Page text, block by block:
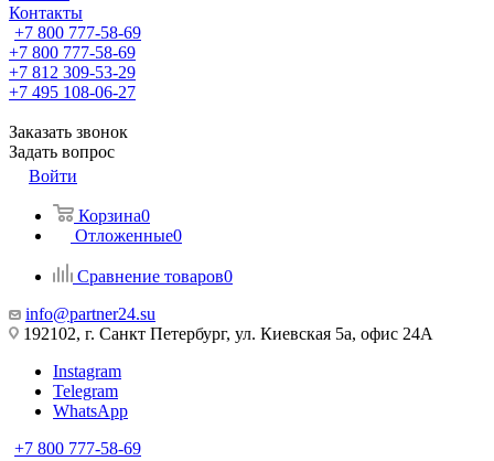
Контакты
+7 800 777-58-69
+7 800 777-58-69
+7 812 309-53-29
+7 495 108-06-27
Заказать звонок
Задать вопрос
Войти
Корзина0
Отложенные0
Сравнение товаров0
info@partner24.su
192102, г. Санкт Петербург, ул. Киевская 5а, офис 24А
Instagram
Telegram
WhatsApp
+7 800 777-58-69